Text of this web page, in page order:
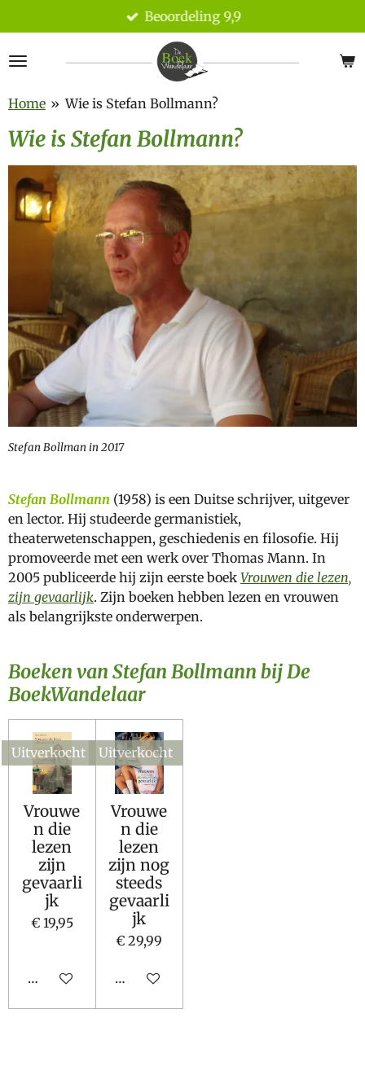
direct
naar
hoofdinhoud
Beoordeling 9,9
Home » Wie is Stefan Bollmann?
Wie is Stefan Bollmann?
Stefan Bollman in 2017
Stefan Bollmann (1958) is een Duitse schrijver, uitgever
en lector. Hij studeerde germanistiek,
theaterwetenschappen, geschiedenis en filosofie. Hij
promoveerde met een werk over Thomas Mann. In
2005 publiceerde hij zijn eerste boek Vrouwen die lezen,
zijn gevaarlijk. Zijn boeken hebben lezen en vrouwen
als belangrijkste onderwerpen.
Boeken van Stefan Bollmann bij De
BoekWandelaar
Uitverkocht
Vrouwe
n die
lezen
zijn
gevaarli
jk
€ 19,95
Houd mij op de hoogte
Uitverkocht
Vrouwe
n die
lezen
zijn nog
steeds
gevaarli
jk
€ 29,99
Houd mij op de hoogte